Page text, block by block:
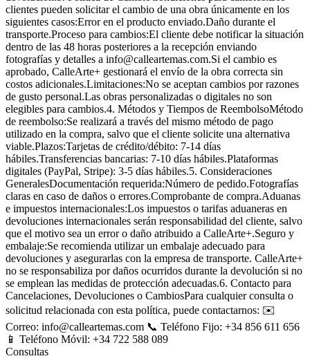
clientes pueden solicitar el cambio de una obra únicamente en los
siguientes casos:Error en el producto enviado.Daño durante el
transporte.Proceso para cambios:El cliente debe notificar la situación
dentro de las 48 horas posteriores a la recepción enviando
fotografías y detalles a info@calleartemas.com.Si el cambio es
aprobado, CalleArte+ gestionará el envío de la obra correcta sin
costos adicionales.Limitaciones:No se aceptan cambios por razones
de gusto personal.Las obras personalizadas o digitales no son
elegibles para cambios.4. Métodos y Tiempos de ReembolsoMétodo
de reembolso:Se realizará a través del mismo método de pago
utilizado en la compra, salvo que el cliente solicite una alternativa
viable.Plazos:Tarjetas de crédito/débito: 7-14 días
hábiles.Transferencias bancarias: 7-10 días hábiles.Plataformas
digitales (PayPal, Stripe): 3-5 días hábiles.5. Consideraciones
GeneralesDocumentación requerida:Número de pedido.Fotografías
claras en caso de daños o errores.Comprobante de compra.Aduanas
e impuestos internacionales:Los impuestos o tarifas aduaneras en
devoluciones internacionales serán responsabilidad del cliente, salvo
que el motivo sea un error o daño atribuido a CalleArte+.Seguro y
embalaje:Se recomienda utilizar un embalaje adecuado para
devoluciones y asegurarlas con la empresa de transporte. CalleArte+
no se responsabiliza por daños ocurridos durante la devolución si no
se emplean las medidas de protección adecuadas.6. Contacto para
Cancelaciones, Devoluciones o CambiosPara cualquier consulta o
solicitud relacionada con esta política, puede contactarnos: ✉️
Correo: info@calleartemas.com 📞 Teléfono Fijo: +34 856 611 656
📱 Teléfono Móvil: +34 722 588 089
Consultas